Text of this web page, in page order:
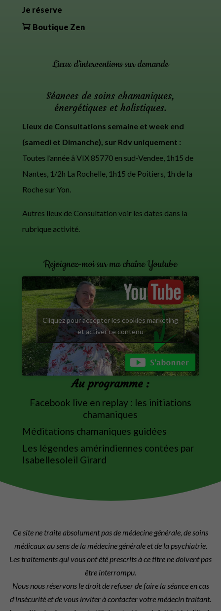
Je réserve
Boutique Zen
Lieux d’interventions sur demande
Séances de soins chamaniques,
énergétiques et holistiques.
Lieux de Consultations semaine et week end
(samedi et Dimanche), sur Rdv uniquement :
Toutes l’année â VIX 85770 en sud-Vendee, 1h15 de
Nantes, 1/2h La Rochelle, 1h15 de Poitiers, 1h de la
Roche sur Yon.
Autres lieux de Consultation voir les dates dans la
rubrique activité.
Rejoignez-moi sur ma chaîne Youtube
Cliquez pour accepter les cookies marketing
et activer ce contenu
Au programme :
Facebook live en replay : les initiations
chamaniques
Méditations chamaniques guidées
Les légendes amérindiennes contées par
Isabellesoleil Girard
Ce site ne traite absolument pas de médecine générale, de soins
médicaux au sens de la médecine générale et de la psychiatrie.
Les traitements qui vous ont été prescrits à ce titre ne doivent pas
être interrompu.
Nous nous réservons le droit de refuser de faire la séance en cas
d'insécurité et de vous inviter à contacter votre médecin traitant.